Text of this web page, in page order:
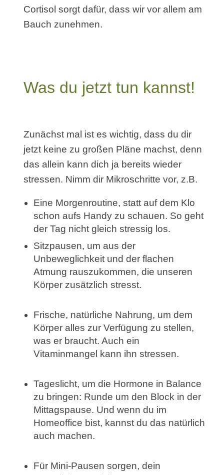
Cortisol sorgt dafür, dass wir vor allem am
Bauch zunehmen.
Was du jetzt tun kannst!
Zunächst mal ist es wichtig, dass du dir
jetzt keine zu großen Pläne machst, denn
das allein kann dich ja bereits wieder
stressen. Nimm dir Mikroschritte vor, z.B.
Eine Morgenroutine, statt auf dem Klo
schon aufs Handy zu schauen. So geht
der Tag nicht gleich stressig los.
Sitzpausen, um aus der
Unbeweglichkeit und der flachen
Atmung rauszukommen, die unseren
Körper zusätzlich stresst.
Frische, natürliche Nahrung, um dem
Körper alles zur Verfügung zu stellen,
was er braucht. Auch ein
Vitaminmangel kann ihn stressen.
Tageslicht, um die Hormone in Balance
zu bringen: Runde um den Block in der
Mittagspause. Und wenn du im
Homeoffice bist, kannst du das natürlich
auch machen.
Für Mini-Pausen sorgen, dein